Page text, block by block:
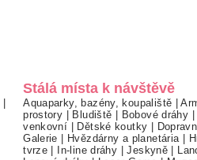
|
Stálá místa k návštěvě
Aquaparky, bazény, koupaliště |
prostory | Bludiště | Bobové dráhy |
venkovní | Dětské koutky |
Galerie | Hvězdárny a planetária |
tvrze | In-line dráhy |Jeskyně |